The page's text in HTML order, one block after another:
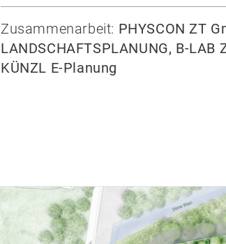
Zusammenarbeit: PHYSCON ZT
LANDSCHAFTSPLANUNG, B-LAB
KÜNZL E-Planung